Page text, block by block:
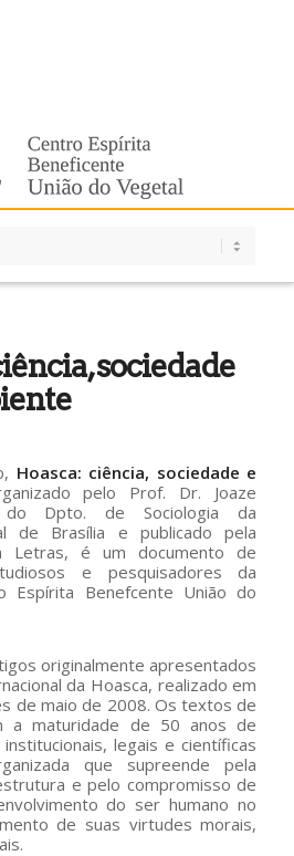
sociedade
Hoasca: ciência, sociedade e
pelo Prof. Dr. Joaze
do Dpto. de Sociologia da
de Brasília e publicado pela
Letras, é um documento de
e pesquisadores da
Espírita Benefcente União do
originalmente apresentados
da Hoasca, realizado em
de maio de 2008. Os textos de
a maturidade de 50 anos de
legais e científicas
que supreende pela
e pelo compromisso de
do ser humano no
de suas virtudes morais,